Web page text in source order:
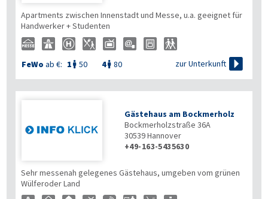
FeWo ab €: 1  50 4 80
Apartments zwischen Innenstadt und Messe, u.a. geeignet für
Handwerker + Studenten
zur Unterkunft 
Gästehaus am Bockmerholz
Bockmerholzstraße 36A
30539Hannover
+49-163-5435630
Sehr messenah gelegenes Gästehaus, umgeben vom grünen
Wülferoder Land